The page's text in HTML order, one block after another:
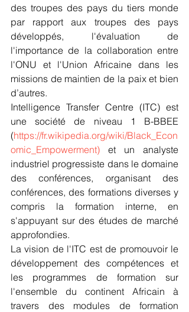
des troupes des pays du tiers monde
par rapport aux troupes des pays
développés, l'évaluation de
l'importance de la collaboration entre
l'ONU et l'Union Africaine dans les
missions de maintien de la paix et bien
d’autres.
Intelligence Transfer Centre (ITC) est
une société de niveau 1 B-BBEE
(https://fr.wikipedia.org/wiki/Black_Econ
omic_Empowerment) et un analyste
industriel progressiste dans le domaine
des conférences, organisant des
conférences, des formations diverses y
compris la formation interne, en
s'appuyant sur des études de marché
approfondies.
La vision de l'ITC est de promouvoir le
développement des compétences et
les programmes de formation sur
l'ensemble du continent Africain à
travers des modules de formation